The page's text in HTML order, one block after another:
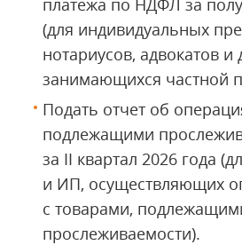
платежа по НДФЛ за
(для индивидуальных
нотариусов, адвокатов и
занимающихся частной
Подать отчет об
подлежащими
за II квартал 2026 года
и ИП, осуществляющих
с товарами,
прослеживаемости).